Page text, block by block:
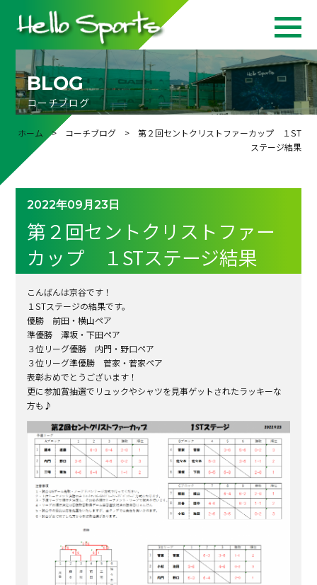
BLOG
コーチブログ
ホーム > コーチブログ> 第２回セントクリストファーカップ １ST
ステージ結果
2022年09月23日
第２回セントクリストファー
カップ １STステージ結果
こんばんは京谷です！
１STステージの結果です。
優勝 前田・横山ペア
準優勝 澤坂・下田ペア
３位リーグ優勝 内門・野口ペア
３位リーグ準優勝 菅家・菅家ペア
表彰おめでとうございます！
更に参加賞抽選でリュックやシャツを見事ゲットされたラッキーな
方も♪